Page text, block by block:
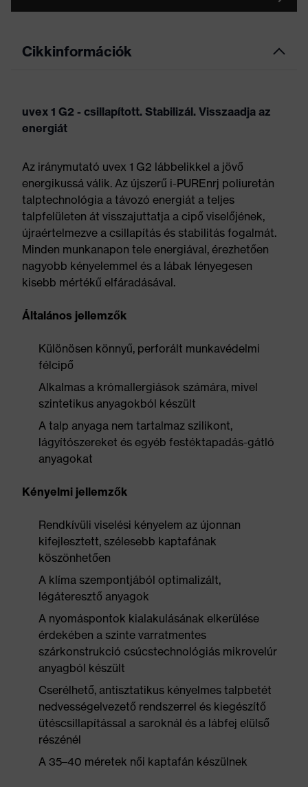
Cikkinformációk
uvex 1 G2 - csillapított. Stabilizál. Visszaadja az
energiát
Az iránymutató uvex 1 G2 lábbelikkel a jövő
energikussá válik. Az újszerű i-PUREnrj poliuretán
talptechnológia a távozó energiát a teljes
talpfelületen át visszajuttatja a cipő viselőjének,
újraértelmezve a csillapítás és stabilitás fogalmát.
Minden munkanapon tele energiával, érezhetően
nagyobb kényelemmel és a lábak lényegesen
kisebb mértékű elfáradásával.
Általános jellemzők
Különösen könnyű, perforált munkavédelmi
félcipő
Alkalmas a krómallergiások számára, mivel
szintetikus anyagokból készült
A talp anyaga nem tartalmaz szilikont,
lágyítószereket és egyéb festéktapadás-gátló
anyagokat
Kényelmi jellemzők
Rendkívüli viselési kényelem az újonnan
kifejlesztett, szélesebb kaptafának
köszönhetően
A klíma szempontjából optimalizált,
légáteresztő anyagok
A nyomáspontok kialakulásának elkerülése
érdekében a szinte varratmentes
szárkonstrukció csúcstechnológiás mikrovelúr
anyagból készült
Cserélhető, antisztatikus kényelmes talpbetét
nedvességelvezető rendszerrel és kiegészítő
ütéscsillapítással a saroknál és a lábfej elülső
részénél
A 35–40 méretek női kaptafán készülnek